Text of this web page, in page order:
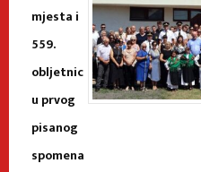
mjesta i
559.
obljetnic
u prvog
pisanog
spomena